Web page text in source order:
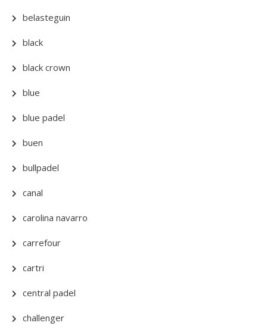
belasteguin
black
black crown
blue
blue padel
buen
bullpadel
canal
carolina navarro
carrefour
cartri
central padel
challenger